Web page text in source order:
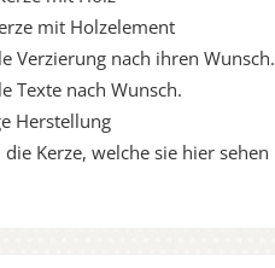
mit Holzelement
Verzierung nach ihren Wunsch.
Texte nach Wunsch.
Herstellung
die Kerze, welche sie hier sehen